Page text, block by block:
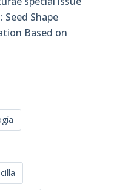
Shape
Based on